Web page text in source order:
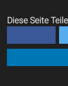
Diese Seite